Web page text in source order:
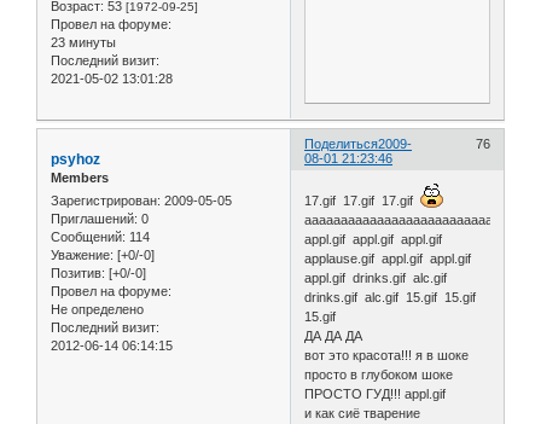
Возраст: 53 [1972-09-25]
Провел на форуме:
23 минуты
Последний визит:
2021-05-02 13:01:28
Поделиться 76
2009-
08-01 21:23:46
psyhoz
Members
Зарегистрирован: 2009-05-05
Приглашений: 0
Сообщений: 114
Уважение: [+0/-0]
Позитив: [+0/-0]
Провел на форуме:
Не определено
Последний визит:
2012-06-14 06:14:15
17.gif 17.gif 17.gif
аааааааааааааааааааааааааааа
appl.gif appl.gif appl.gif
applause.gif appl.gif appl.gif
appl.gif drinks.gif alc.gif
drinks.gif alc.gif 15.gif 15.gif
15.gif
ДА ДА ДА
вот это красота!!! я в шоке
просто в глубоком шоке
ПРОСТО ГУД!!! appl.gif
и как сиё тварение